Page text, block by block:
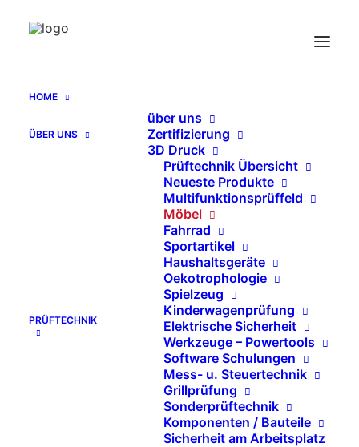
HOME
ÜBER UNS
über uns
Zertifizierung
3D Druck
PRÜFTECHNIK
Prüftechnik Übersicht
Neueste Produkte
Multifunktionsprüffeld
Möbel
Fahrrad
Sportartikel
Haushaltsgeräte
Oekotrophologie
Spielzeug
Kinderwagenprüfung
Elektrische Sicherheit
Werkzeuge – Powertools
Software Schulungen
Mess- u. Steuertechnik
Grillprüfung
Sonderprüftechnik
Komponenten / Bauteile
Sicherheit am Arbeitsplatz
Kindermatratzenprüfung Prüfschablone für
Kindermatratzenprüfung Prüfschablone für Einsinktiefe
nach EN 16890